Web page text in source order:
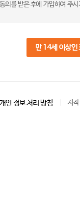
의를 받은 후에 가입하여 주
만 14세 이상인
개인 정보 처리 방침 저